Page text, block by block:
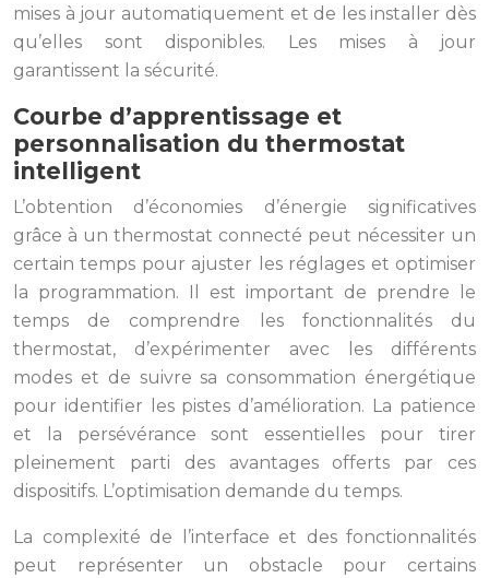
mises à jour automatiquement et de les installer dès
qu’elles sont disponibles. Les mises à jour
garantissent la sécurité.
Courbe d’apprentissage et
personnalisation du thermostat
intelligent
L’obtention d’économies d’énergie significatives
grâce à un thermostat connecté peut nécessiter un
certain temps pour ajuster les réglages et optimiser
la programmation. Il est important de prendre le
temps de comprendre les fonctionnalités du
thermostat, d’expérimenter avec les différents
modes et de suivre sa consommation énergétique
pour identifier les pistes d’amélioration. La patience
et la persévérance sont essentielles pour tirer
pleinement parti des avantages offerts par ces
dispositifs. L’optimisation demande du temps.
La complexité de l’interface et des fonctionnalités
peut représenter un obstacle pour certains